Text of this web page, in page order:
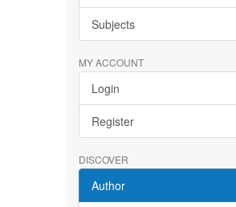
Subjects
MY ACCOUNT
Login
Register
DISCOVER
Author